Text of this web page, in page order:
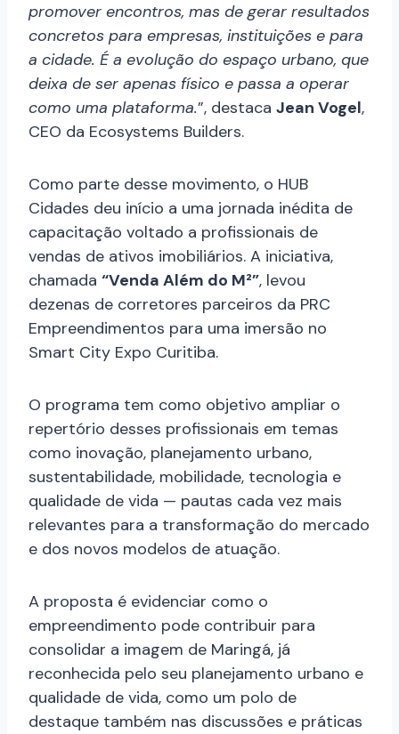
promover encontros, mas de gerar resultados
concretos para empresas, instituições e para
a cidade. É a evolução do espaço urbano, que
deixa de ser apenas físico e passa a operar
como uma plataforma.”, destaca Jean Vogel,
CEO da Ecosystems Builders.
Como parte desse movimento, o HUB
Cidades deu início a uma jornada inédita de
capacitação voltado a profissionais de
vendas de ativos imobiliários. A iniciativa,
chamada “Venda Além do M²”, levou
dezenas de corretores parceiros da PRC
Empreendimentos para uma imersão no
Smart City Expo Curitiba.
O programa tem como objetivo ampliar o
repertório desses profissionais em temas
como inovação, planejamento urbano,
sustentabilidade, mobilidade, tecnologia e
qualidade de vida — pautas cada vez mais
relevantes para a transformação do mercado
e dos novos modelos de atuação.
A proposta é evidenciar como o
empreendimento pode contribuir para
consolidar a imagem de Maringá, já
reconhecida pelo seu planejamento urbano e
qualidade de vida, como um polo de
destaque também nas discussões e práticas